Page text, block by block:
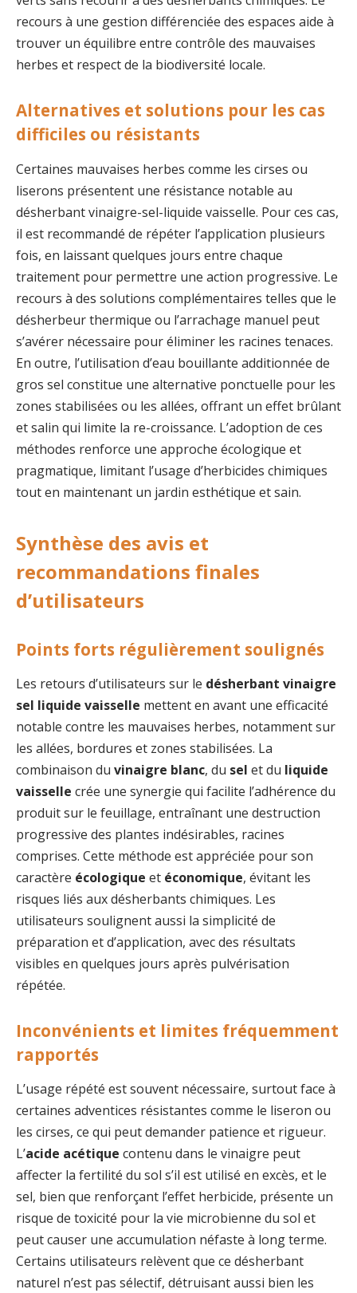
recours à une gestion différenciée des espaces aide à
trouver un équilibre entre contrôle des mauvaises
herbes et respect de la biodiversité locale.
Alternatives et solutions pour les cas
difficiles ou résistants
Certaines mauvaises herbes comme les cirses ou
liserons présentent une résistance notable au
désherbant vinaigre-sel-liquide vaisselle. Pour ces cas,
il est recommandé de répéter l’application plusieurs
fois, en laissant quelques jours entre chaque
traitement pour permettre une action progressive. Le
recours à des solutions complémentaires telles que le
désherbeur thermique ou l’arrachage manuel peut
s’avérer nécessaire pour éliminer les racines tenaces.
En outre, l’utilisation d’eau bouillante additionnée de
gros sel constitue une alternative ponctuelle pour les
zones stabilisées ou les allées, offrant un effet brûlant
et salin qui limite la re-croissance. L’adoption de ces
méthodes renforce une approche écologique et
pragmatique, limitant l’usage d’herbicides chimiques
tout en maintenant un jardin esthétique et sain.
Synthèse des avis et
recommandations finales
d’utilisateurs
Points forts régulièrement soulignés
Les retours d’utilisateurs sur le désherbant vinaigre
sel liquide vaisselle mettent en avant une efficacité
notable contre les mauvaises herbes, notamment sur
les allées, bordures et zones stabilisées. La
combinaison du vinaigre blanc, du sel et du liquide
vaisselle crée une synergie qui facilite l’adhérence du
produit sur le feuillage, entraînant une destruction
progressive des plantes indésirables, racines
comprises. Cette méthode est appréciée pour son
caractère écologique et économique, évitant les
risques liés aux désherbants chimiques. Les
utilisateurs soulignent aussi la simplicité de
préparation et d’application, avec des résultats
visibles en quelques jours après pulvérisation
répétée.
Inconvénients et limites fréquemment
rapportés
L’usage répété est souvent nécessaire, surtout face à
certaines adventices résistantes comme le liseron ou
les cirses, ce qui peut demander patience et rigueur.
L’acide acétique contenu dans le vinaigre peut
affecter la fertilité du sol s’il est utilisé en excès, et le
sel, bien que renforçant l’effet herbicide, présente un
risque de toxicité pour la vie microbienne du sol et
peut causer une accumulation néfaste à long terme.
Certains utilisateurs relèvent que ce désherbant
naturel n’est pas sélectif, détruisant aussi bien les